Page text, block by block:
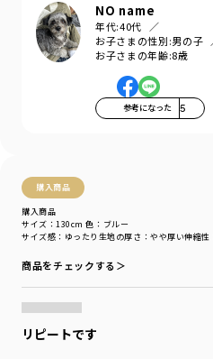
NO name
年代:40代
お子さまの性別:男の子
お子さまの年齢:8歳
参考になった 5
購入商品
購入商品
サイズ感 ：ゆったり 生地の厚さ ：やや厚い伸縮性
サイズ：130cm 色：ブルー
商品をチェックする＞
リピートです